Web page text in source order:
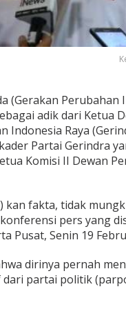
(Gerakan Perubahan
adik dari Ketua
Indonesia Raya
Partai Gerindra
Komisi II Dewan
kan fakta, tidak
pers yang
Pusat, Senin 19
dirinya pernah
partai politik